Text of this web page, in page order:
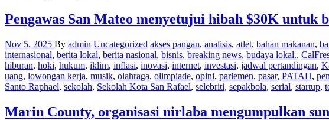
Pengawas San Mateo menyetujui hibah $30K untuk
Nov 5, 2025 By admin Uncategorized akses pangan, analisis, atlet, bahan makanan,
internasional, berita lokal, berita nasional, bisnis, breaking news, budaya lokal.,
hiburan, hoki, hukum, iklim, inflasi, inovasi, internet, investasi, jadwal pertandingan,
uang, lowongan kerja, musik, olahraga, olimpiade, opini, parlemen, pasar, PATAH,
Santo Raphael, sekolah, Sekolah Kota San Rafael, selebriti, sepakbola, serial, startup,
Marin County, organisasi nirlaba mengumpulkan